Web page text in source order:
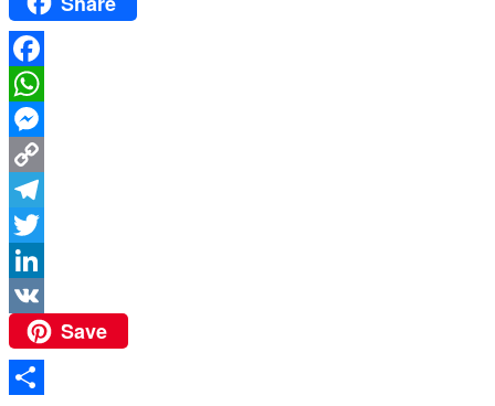
Facebook
WhatsApp
Messenger
Copy
Link
Telegram
Twitter
LinkedIn
VK
Save